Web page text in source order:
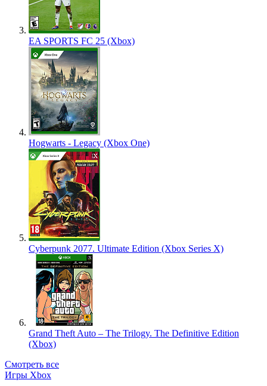
EA SPORTS FC 25 (Xbox)
Hogwarts - Legacy (Xbox One)
Cyberpunk 2077. Ultimate Edition (Xbox Series X)
Grand Theft Auto – The Trilogy. The Definitive Edition
(Xbox)
Смотреть все
Игры Xbox